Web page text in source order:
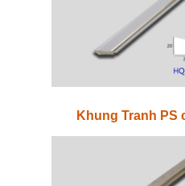
Khung Tranh PS